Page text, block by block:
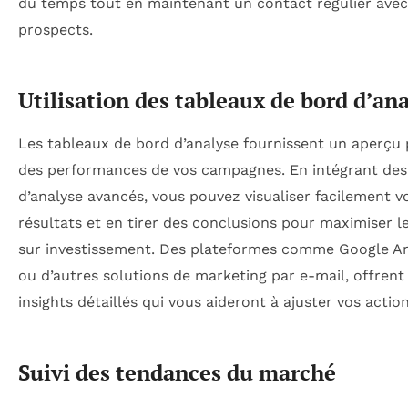
du temps tout en maintenant un contact régulier
prospects.
Utilisation des tableaux de bord
Les tableaux de bord d’analyse fournissent un aperçu
des performances de vos campagnes. En intégrant
d’analyse avancés, vous pouvez visualiser facilement
résultats et en tirer des conclusions pour maximiser
sur investissement. Des plateformes comme Google
ou d’autres solutions de marketing par e-mail, offrent
insights détaillés qui vous aideront à ajuster vos
Suivi des tendances du marché